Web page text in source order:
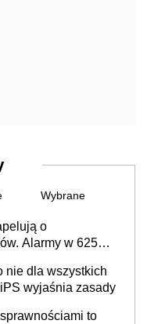
Wybrane
o
Alarmy w 625
nie dla wszystkich
wyjaśnia zasady
to